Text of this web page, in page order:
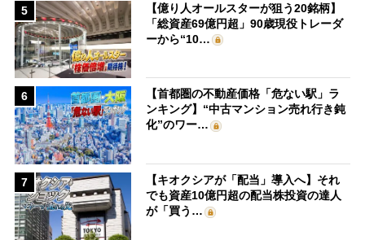
5
【億り人オールスターが狙う20銘柄】
「総資産69億円超」90歳現役トレーダ
ーから“10…
6
【首都圏の不動産価格「危ない駅」ラ
ンキング】“中古マンション売れ行き鈍
化”のワー…
7
【キオクシアが「配当」導入へ】それ
でも資産10億円超の配当株投資の達人
が「買う…